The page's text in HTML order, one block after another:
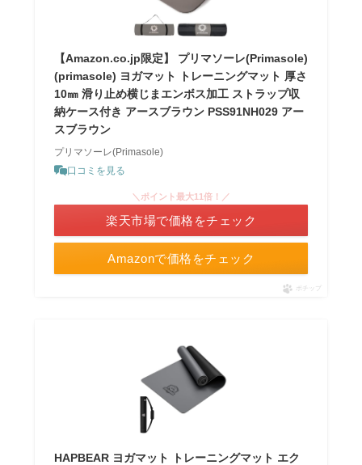
【Amazon.co.jp限定】 プリマソーレ(Primasole)
(primasole) ヨガマット トレーニングマット 厚さ
10㎜ 滑り止め横じまエンボス加工 ストラップ収
納ケース付き アースブラウン PSS91NH029 アー
スブラウン
プリマソーレ(Primasole)
口コミを見る
Amazonで価格をチェック
＼ポイント最大11倍！／
楽天市場で価格をチェック
ポチップ
HAPBEAR ヨガマット トレーニングマット エク